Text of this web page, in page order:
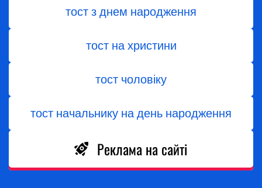
тост з днем народження
тост на христини
тост чоловіку
тост начальнику на день народження
Реклама на сайті